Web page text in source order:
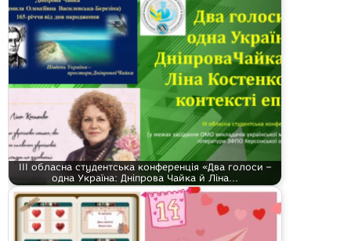
ІІІ обласна студентська конференція «Два голоси –
одна Україна: Дніпрова Чайка й Ліна…